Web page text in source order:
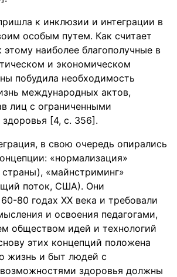
к инклюзии и интеграции в
особым путем. Как считает
наиболее благополучные в
и экономическом
побудила необходимость
международных актов,
лиц с ограниченными
[4, с. 356].
в свою очередь опирались
«нормализация»
«майнстриминг»
поток, США). Они
80 годах ХХ века и требовали
и освоения педагогами,
обществом идей и технологий
этих концепций положена
жизнь и быт людей с
здоровья должны